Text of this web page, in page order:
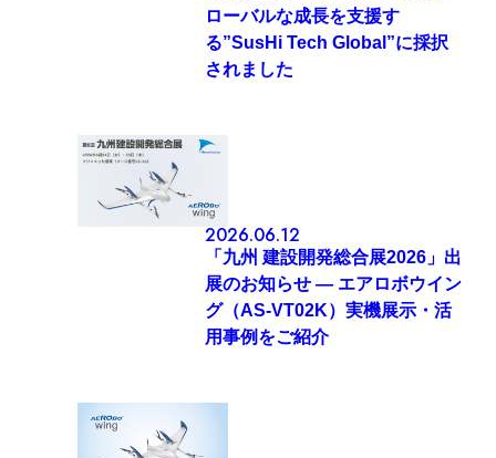
ローバルな成長を支援す
る”SusHi Tech Global”に採択
されました
2026.06.12
「九州 建設開発総合展2026」出
展のお知らせ — エアロボウイン
グ（AS-VT02K）実機展示・活
用事例をご紹介